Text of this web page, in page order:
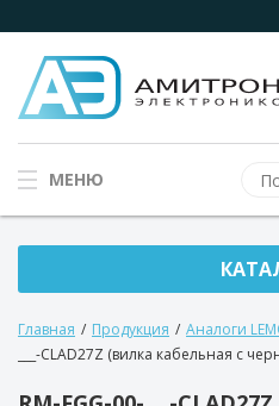
МЕНЮ
Главная / Продукция / Аналоги
___-CLAD27Z (вилка кабельная с